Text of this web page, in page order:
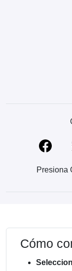
Presiona
Cómo